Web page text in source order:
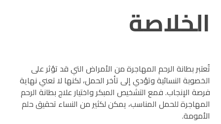
الخلاصة
تُعتبر بطانة الرحم المهاجرة من الأمراض التي قد تؤثر على
الخصوبة النسائية وتؤدي إلى تأخر الحمل، لكنها لا تعني نهاية
فرصة الإنجاب. فمع التشخيص المبكر واختيار علاج بطانة الرحم
المهاجرة للحمل المناسب، يمكن لكثير من النساء تحقيق حلم
الأمومة.